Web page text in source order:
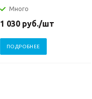
Много
1 030 руб./шт
ПОДРОБНЕЕ